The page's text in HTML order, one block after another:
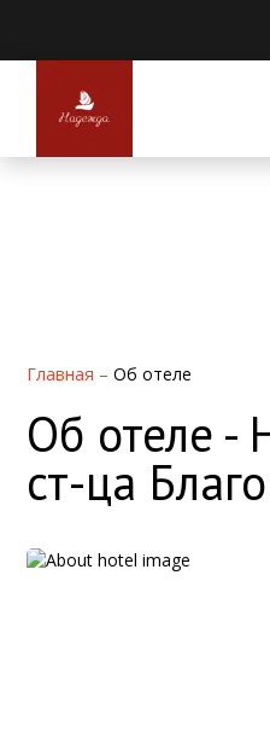
Главная –Об отеле
Об отеле -
ст-ца